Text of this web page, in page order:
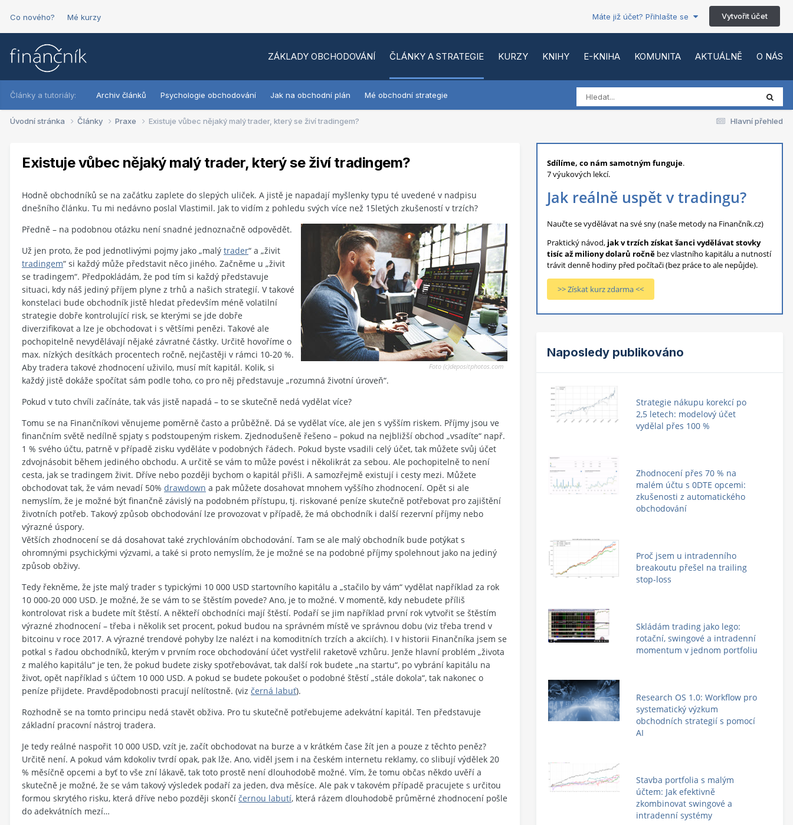
Co nového? Mé kurzy Máte již účet? Přihlašte se Vytvořit účet
ZÁKLADY OBCHODOVÁNÍ ČLÁNKY A STRATEGIE KURZY KNIHY E-KNIHA KOMUNITA AKTUÁLNĚ O NÁS
Články a tutoriály: Archiv článků Psychologie obchodování Jak na obchodní plán Mé obchodní strategie
Hlavní přehled
Úvodní stránka Články Praxe Existuje vůbec nějaký malý trader, který se živí tradingem?
Existuje vůbec nějaký malý trader, který se živí tradingem?
Hodně obchodníků se na začátku zaplete do slepých uliček. A jistě je napadají myšlenky typu té uvedené v nadpisu
dnešního článku. Tu mi nedávno poslal Vlastimil. Jak to vidím z pohledu svých více než 15letých zkušeností v trzích?
Foto (c)depositphotos.com
Předně – na podobnou otázku není snadné jednoznačně odpovědět.
Už jen proto, že pod jednotlivými pojmy jako „malý trader“ a „živit
tradingem“ si každý může představit něco jiného. Začněme u „živit
se tradingem“. Předpokládám, že pod tím si každý představuje
situaci, kdy náš jediný příjem plyne z trhů a našich strategií. V takové
konstelaci bude obchodník jistě hledat především méně volatilní
strategie dobře kontrolující risk, se kterými se jde dobře
diverzifikovat a lze je obchodovat i s většími penězi. Takové ale
pochopitelně nevydělávají nějaké závratné částky. Určitě hovoříme o
max. nízkých desítkách procentech ročně, nejčastěji v rámci 10-20 %.
Aby tradera takové zhodnocení uživilo, musí mít kapitál. Kolik, si
každý jistě dokáže spočítat sám podle toho, co pro něj představuje „rozumná životní úroveň“.
Pokud v tuto chvíli začínáte, tak vás jistě napadá – to se skutečně nedá vydělat více?
Tomu se na Finančníkovi věnujeme poměrně často a průběžně. Dá se vydělat více, ale jen s vyšším riskem. Příjmy jsou ve
finančním světě nedílně spjaty s podstoupeným riskem. Zjednodušeně řešeno – pokud na nejbližší obchod „vsadíte“ např.
1 % svého účtu, patrně v případě zisku vyděláte v podobných řádech. Pokud byste vsadili celý účet, tak můžete svůj účet
zdvojnásobit během jediného obchodu. A určitě se vám to může povést i několikrát za sebou. Ale pochopitelně to není
cesta, jak se tradingem živit. Dříve nebo později bychom o kapitál přišli. A samozřejmě existují i cesty mezi. Můžete
obchodovat tak, že vám nevadí 50% drawdown a pak můžete dosahovat mnohem vyššího zhodnocení. Opět si ale
nemyslím, že je možné být finančně závislý na podobném přístupu, tj. riskované peníze skutečně potřebovat pro zajištění
životních potřeb. Takový způsob obchodování lze provozovat v případě, že má obchodník i další rezervní příjmy nebo
výrazné úspory.
Větších zhodnocení se dá dosahovat také zrychlováním obchodování. Tam se ale malý obchodník bude potýkat s
ohromnými psychickými výzvami, a také si proto nemyslím, že je možné se na podobné příjmy spolehnout jako na jediný
způsob obživy.
Tedy řekněme, že jste malý trader s typickými 10 000 USD startovního kapitálu a „stačilo by vám“ vydělat například za rok
10 000-20 000 USD. Je možné, že se vám to se štěstím povede? Ano, je to možné. V momentě, kdy nebudete příliš
kontrolovat risk a budete mít štěstí. A někteří obchodníci mají štěstí. Podaří se jim například první rok vytvořit se štěstím
výrazné zhodnocení – třeba i několik set procent, pokud budou na správném místě ve správnou dobu (viz třeba trend v
bitcoinu v roce 2017. A výrazné trendové pohyby lze nalézt i na komoditních trzích a akciích). I v historii Finančníka jsem se
potkal s řadou obchodníků, kterým v prvním roce obchodování účet vystřelil raketově vzhůru. Jenže hlavní problém „života
z malého kapitálu“ je ten, že pokud budete zisky spotřebovávat, tak další rok budete „na startu“, po vybrání kapitálu na
život, opět například s účtem 10 000 USD. A pokud se budete pokoušet o podobné štěstí „stále dokola“, tak nakonec o
peníze přijdete. Pravděpodobnosti pracují nelítostně. (viz černá labuť).
Rozhodně se na tomto principu nedá stavět obživa. Pro tu skutečně potřebujeme adekvátní kapitál. Ten představuje
základní pracovní nástroj tradera.
Je tedy reálné naspořit 10 000 USD, vzít je, začít obchodovat na burze a v krátkém čase žít jen a pouze z těchto peněz?
Určitě není. A pokud vám kdokoliv tvrdí opak, pak lže. Ano, viděl jsem i na českém internetu reklamy, co slibují výdělek 20
% měsíčně opcemi a byť to vše zní lákavě, tak toto prostě není dlouhodobě možné. Vím, že tomu občas někdo uvěří a
skutečně je možné, že se vám takový výsledek podaří za jeden, dva měsíce. Ale pak v takovém případě pracujete s určitou
formou skrytého risku, která dříve nebo později skončí černou labutí, která rázem dlouhodobě průměrné zhodnocení pošle
do adekvátních mezí…
Sdílíme, co nám samotným funguje.
7 výukových lekcí.
Jak reálně uspět v tradingu?
Naučte se vydělávat na své sny (naše metody na Finančník.cz)
Praktický návod, jak v trzích získat šanci vydělávat stovky
tisíc až miliony dolarů ročněbez vlastního kapitálu a nutností
trávit denně hodiny před počítači (bez práce to ale nepůjde).
>> Získat kurz zdarma <<
Naposledy publikováno
Strategie nákupu korekcí po
2,5 letech: modelový účet
vydělal přes 100 %
Zhodnocení přes 70 % na
malém účtu s 0DTE opcemi:
zkušenosti z automatického
obchodování
Proč jsem u intradenního
breakoutu přešel na trailing
stop-loss
Skládám trading jako lego:
rotační, swingové a intradenní
momentum v jednom portfoliu
Research OS 1.0: Workflow pro
systematický výzkum
obchodních strategií s pomocí
AI
Stavba portfolia s malým
účtem: Jak efektivně
zkombinovat swingové a
intradenní systémy